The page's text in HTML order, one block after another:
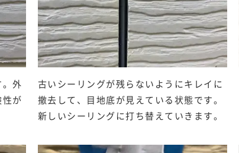
。外
性が
古いシーリングが残らないようにキレイに
撤去して、目地底が見えている状態です。
新しいシーリングに打ち替えていきます。